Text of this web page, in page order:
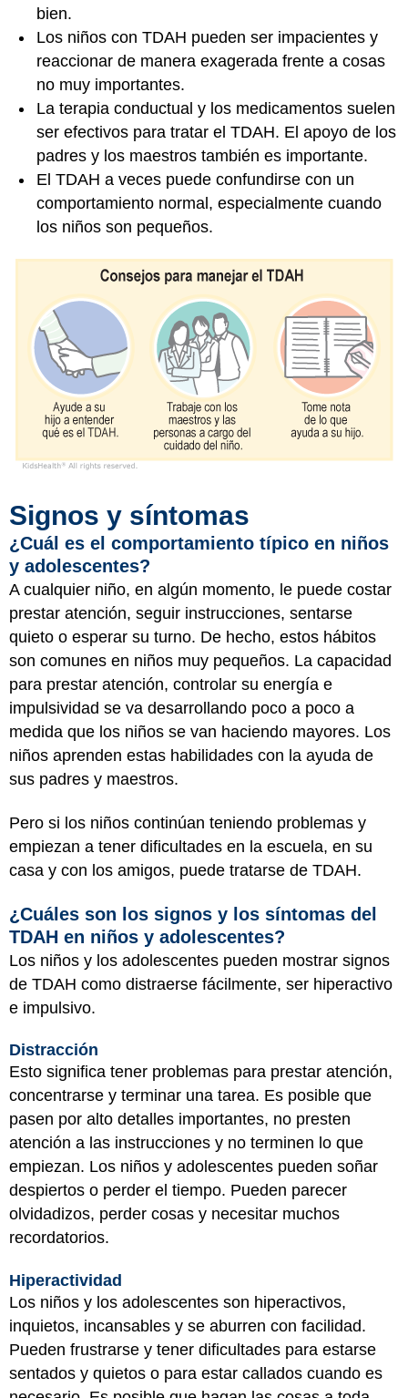
bien.
Los niños con TDAH pueden ser impacientes y
reaccionar de manera exagerada frente a cosas
no muy importantes.
La terapia conductual y los medicamentos suelen
ser efectivos para tratar el TDAH. El apoyo de los
padres y los maestros también es importante.
El TDAH a veces puede confundirse con un
comportamiento normal, especialmente cuando
los niños son pequeños.
Signos y síntomas
¿Cuál es el comportamiento típico en niños
y adolescentes?
A cualquier niño, en algún momento, le puede costar
prestar atención, seguir instrucciones, sentarse
quieto o esperar su turno. De hecho, estos hábitos
son comunes en niños muy pequeños. La capacidad
para prestar atención, controlar su energía e
impulsividad se va desarrollando poco a poco a
medida que los niños se van haciendo mayores. Los
niños aprenden estas habilidades con la ayuda de
sus padres y maestros.
Pero si los niños continúan teniendo problemas y
empiezan a tener dificultades en la escuela, en su
casa y con los amigos, puede tratarse de TDAH.
¿Cuáles son los signos y los síntomas del
TDAH en niños y adolescentes?
Los niños y los adolescentes pueden mostrar signos
de TDAH como distraerse fácilmente, ser hiperactivo
e impulsivo.
Distracción
Esto significa tener problemas para prestar atención,
concentrarse y terminar una tarea. Es posible que
pasen por alto detalles importantes, no presten
atención a las instrucciones y no terminen lo que
empiezan. Los niños y adolescentes pueden soñar
despiertos o perder el tiempo. Pueden parecer
olvidadizos, perder cosas y necesitar muchos
recordatorios.
Hiperactividad
Los niños y los adolescentes son hiperactivos,
inquietos, incansables y se aburren con facilidad.
Pueden frustrarse y tener dificultades para estarse
sentados y quietos o para estar callados cuando es